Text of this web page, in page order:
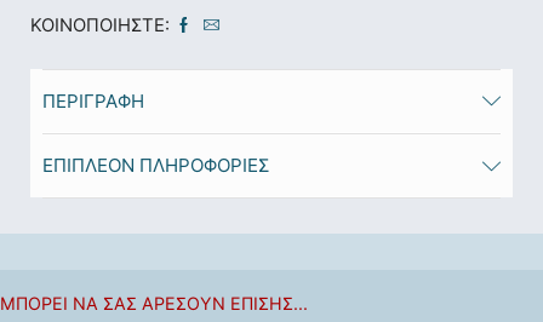
ΚΟΙΝΟΠΟΙΉΣΤΕ:
ΠΕΡΙΓΡΑΦΉ
ΕΠΙΠΛΈΟΝ ΠΛΗΡΟΦΟΡΊΕΣ
ΜΠΟΡΕΊ ΝΑ ΣΑΣ ΑΡΈΣΟΥΝ ΕΠΊΣΗΣ...